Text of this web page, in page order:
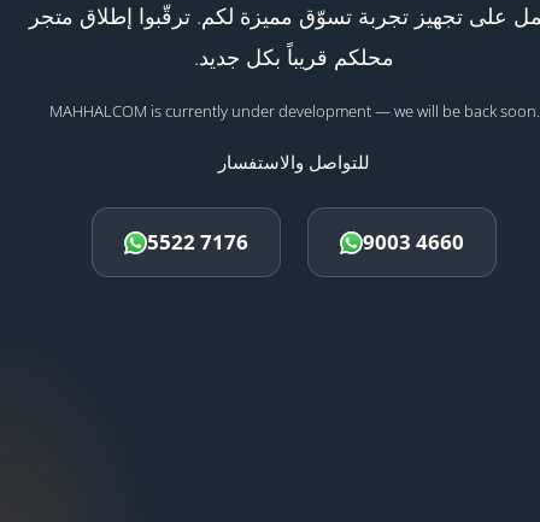
على تجهيز تجربة تسوّق مميزة لكم. ترقّبوا إطلاق متجر
محلكم قريباً بكل جديد.
MAHHALCOM is currently under development — we will be back soon.
للتواصل والاستفسار
5522 7176 9003 4660